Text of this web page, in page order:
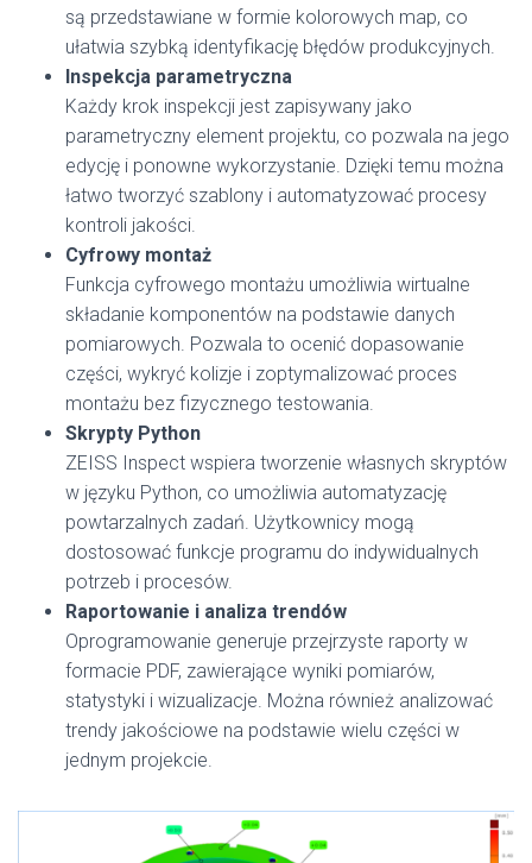
są przedstawiane w formie kolorowych map, co
ułatwia szybką identyfikację błędów produkcyjnych.
Inspekcja parametryczna
Każdy krok inspekcji jest zapisywany jako
parametryczny element projektu, co pozwala na jego
edycję i ponowne wykorzystanie. Dzięki temu można
łatwo tworzyć szablony i automatyzować procesy
kontroli jakości.
Cyfrowy montaż
Funkcja cyfrowego montażu umożliwia wirtualne
składanie komponentów na podstawie danych
pomiarowych. Pozwala to ocenić dopasowanie
części, wykryć kolizje i zoptymalizować proces
montażu bez fizycznego testowania.
Skrypty Python
ZEISS Inspect wspiera tworzenie własnych skryptów
w języku Python, co umożliwia automatyzację
powtarzalnych zadań. Użytkownicy mogą
dostosować funkcje programu do indywidualnych
potrzeb i procesów.
Raportowanie i analiza trendów
Oprogramowanie generuje przejrzyste raporty w
formacie PDF, zawierające wyniki pomiarów,
statystyki i wizualizacje. Można również analizować
trendy jakościowe na podstawie wielu części w
jednym projekcie.